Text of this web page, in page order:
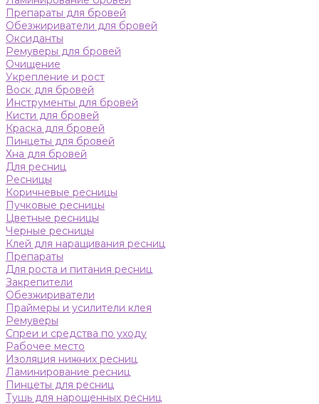
Препараты для бровей
Обезжириватели для бровей
Оксиданты
Ремуверы для бровей
Очищение
Укрепление и рост
Воск для бровей
Инструменты для бровей
Кисти для бровей
Краска для бровей
Пинцеты для бровей
Хна для бровей
Для ресниц
Ресницы
Коричневые ресницы
Пучковые ресницы
Цветные ресницы
Черные ресницы
Клей для наращивания ресниц
Препараты
Для роста и питания ресниц
Закрепители
Обезжириватели
Праймеры и усилители клея
Ремуверы
Спреи и средства по уходу
Рабочее место
Изоляция нижних ресниц
Ламинирование ресниц
Пинцеты для ресниц
Тушь для нарощенных ресниц